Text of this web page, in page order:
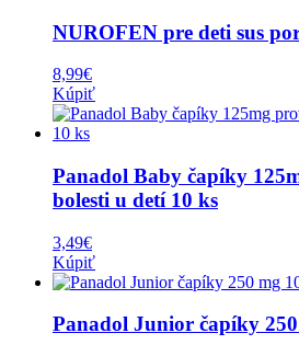
NUROFEN pre deti sus
8,99€
Kúpiť
Panadol Baby čapíky
bolesti u detí 10 ks
3,49€
Kúpiť
Panadol Junior čapíky